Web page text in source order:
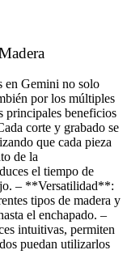
en Gemini no solo
por los múltiples
principales beneficios
corte y grabado se
que cada pieza
de la
el tiempo de
– **Versatilidad**:
tipos de madera y
el enchapado. –
intuitivas, permiten
puedan utilizarlos